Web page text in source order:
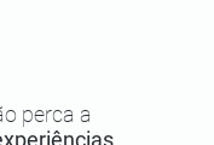
perca a